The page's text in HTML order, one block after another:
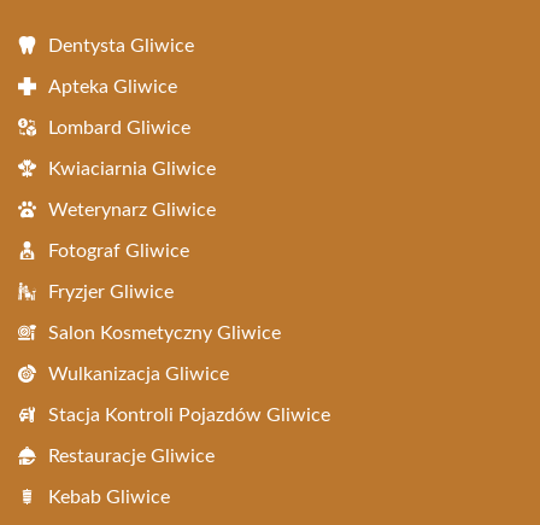
Dentysta Gliwice
Apteka Gliwice
Lombard Gliwice
Kwiaciarnia Gliwice
Weterynarz Gliwice
Fotograf Gliwice
Fryzjer Gliwice
Salon Kosmetyczny Gliwice
Wulkanizacja Gliwice
Stacja Kontroli Pojazdów Gliwice
Restauracje Gliwice
Kebab Gliwice